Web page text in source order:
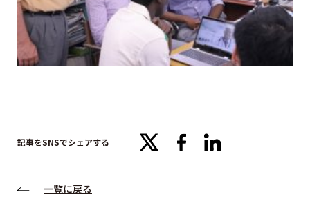
記事をSNSでシェアする facebooklinkedin
一覧に戻る